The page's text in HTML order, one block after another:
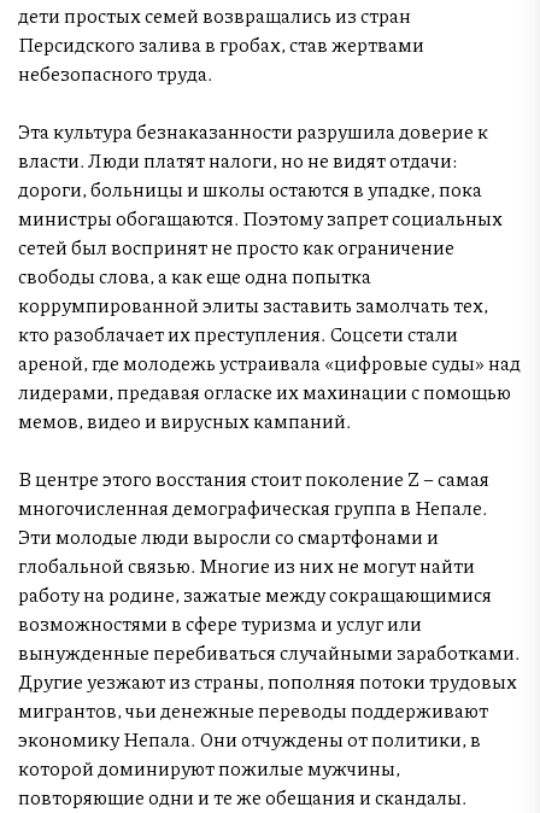
дети простых семей возвращались из стран
Персидского залива в гробах, став жертвами
небезопасного труда.
Эта культура безнаказанности разрушила доверие к
власти. Люди платят налоги, но не видят отдачи:
дороги, больницы и школы остаются в упадке, пока
министры обогащаются. Поэтому запрет социальных
сетей был воспринят не просто как ограничение
свободы слова, а как еще одна попытка
коррумпированной элиты заставить замолчать тех,
кто разоблачает их преступления. Соцсети стали
ареной, где молодежь устраивала «цифровые суды» над
лидерами, предавая огласке их махинации с помощью
мемов, видео и вирусных кампаний.
В центре этого восстания стоит поколение Z – самая
многочисленная демографическая группа в Непале.
Эти молодые люди выросли со смартфонами и
глобальной связью. Многие из них не могут найти
работу на родине, зажатые между сокращающимися
возможностями в сфере туризма и услуг или
вынужденные перебиваться случайными заработками.
Другие уезжают из страны, пополняя потоки трудовых
мигрантов, чьи денежные переводы поддерживают
экономику Непала. Они отчуждены от политики, в
которой доминируют пожилые мужчины,
повторяющие одни и те же обещания и скандалы.